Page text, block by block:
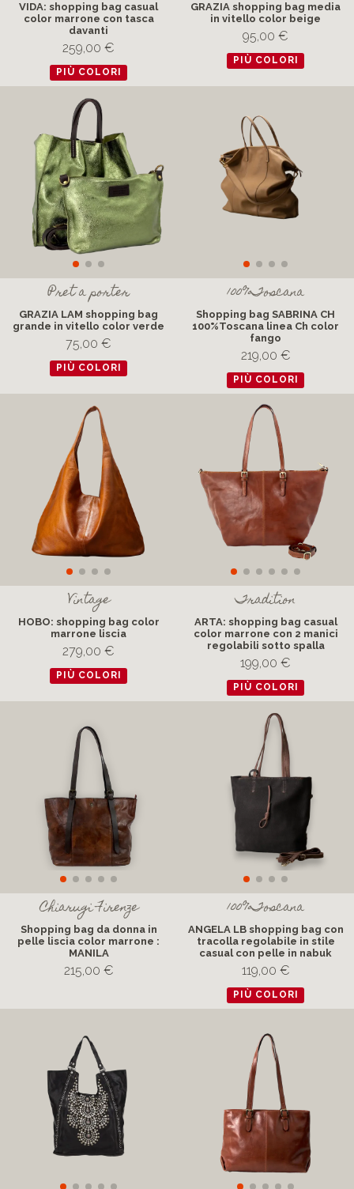
VIDA: shopping bag casual
color marrone con tasca
davanti
259,00 €
PIÙ COLORI
GRAZIA shopping bag media
in vitello color beige
95,00 €
PIÙ COLORI
Pret a porter
GRAZIA LAM shopping bag
grande in vitello color verde
75,00 €
PIÙ COLORI
100%Toscana
Shopping bag SABRINA CH
100%Toscana linea Ch color
fango
219,00 €
PIÙ COLORI
Vintage
HOBO: shopping bag color
marrone liscia
279,00 €
PIÙ COLORI
Tradition
ARTA: shopping bag casual
color marrone con 2 manici
regolabili sotto spalla
199,00 €
PIÙ COLORI
Chiarugi Firenze
Shopping bag da donna in
pelle liscia color marrone :
MANILA
215,00 €
100%Toscana
ANGELA LB shopping bag con
tracolla regolabile in stile
casual con pelle in nabuk
119,00 €
PIÙ COLORI